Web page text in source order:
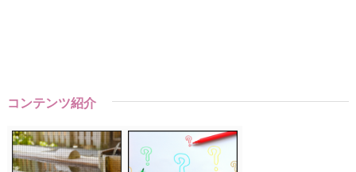
コンテンツ紹介